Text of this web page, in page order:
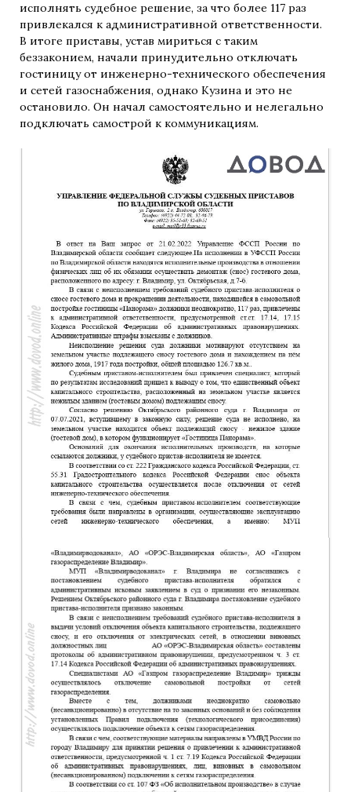
исполнять судебное решение, за что более 117 раз
привлекался к административной ответственности.
В итоге приставы, устав мириться с таким
беззаконием, начали принудительно отключать
гостиницу от инженерно-технического обеспечения
и сетей газоснабжения, однако Кузина и это не
остановило. Он начал самостоятельно и нелегально
подключать самострой к коммуникациям.